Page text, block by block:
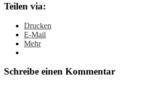
Teilen via:
Drucken
E-Mail
Mehr
Schreibe einen Kommentar